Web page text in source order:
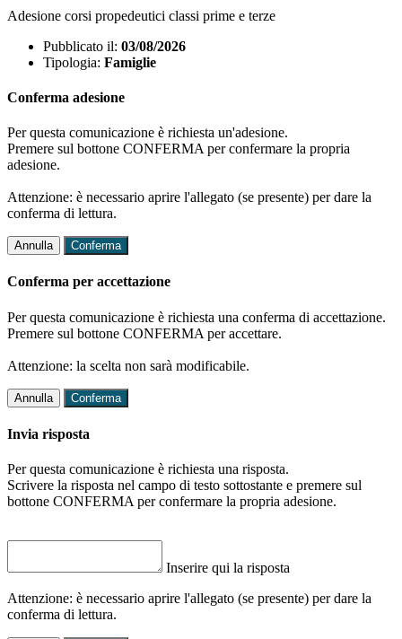
Adesione corsi propedeutici classi prime e terze
Pubblicato il: 03/08/2026
Tipologia: Famiglie
Conferma adesione
Per questa comunicazione è richiesta un'adesione.
Premere sul bottone CONFERMA per confermare la propria
adesione.
Attenzione: è necessario aprire l'allegato (se presente) per dare la
conferma di lettura.
Annulla Conferma
Conferma per accettazione
Per questa comunicazione è richiesta una conferma di accettazione.
Premere sul bottone CONFERMA per accettare.
Attenzione: la scelta non sarà modificabile.
Annulla Conferma
Invia risposta
Per questa comunicazione è richiesta una risposta.
Scrivere la risposta nel campo di testo sottostante e premere sul
bottone CONFERMA per confermare la propria adesione.
Inserire qui la risposta
Attenzione: è necessario aprire l'allegato (se presente) per dare la
conferma di lettura.